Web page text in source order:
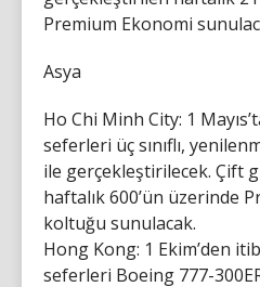
Premium Ekonomi
Asya
Ho Chi Minh City: 1
seferleri üç sınıflı,
ile gerçekleştirilecek. Çift
haftalık 600’ün üzerinde
koltuğu sunulacak.
Hong Kong: 1 Ekim’den
seferleri Boeing 777-